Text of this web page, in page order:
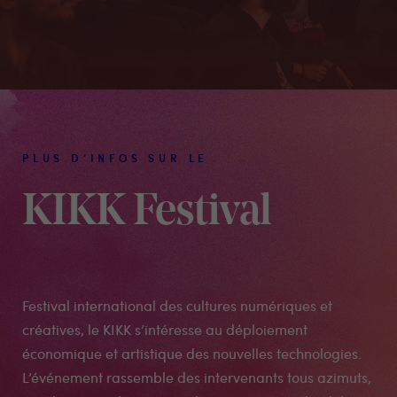
PLUS D’INFOS SUR LE
KIKK Festival
Festival international des cultures numériques et
créatives, le KIKK s’intéresse au déploiement
économique et artistique des nouvelles technologies.
L’événement rassemble des intervenants tous azimuts,